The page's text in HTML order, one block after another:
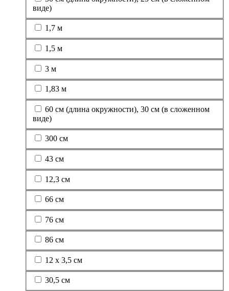
виде)
1,7 м
1,5 м
3 м
1,83 м
60 см (длина окружности), 30 см (в сложенном
виде)
300 см
43 см
12,3 см
66 см
76 см
86 см
12 х 3,5 см
30,5 см